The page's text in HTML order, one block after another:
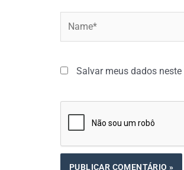
Salvar meus dados